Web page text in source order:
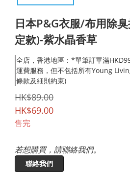
日本P&G衣服/布用除
定款)-紫水晶香草
全店，香港地區：*單筆訂單滿
運費服務，但不包括所有Young
條款及細則約束)
HK$89.00
HK$69.00
售完
若想購買，請聯絡我們。
聯絡我們